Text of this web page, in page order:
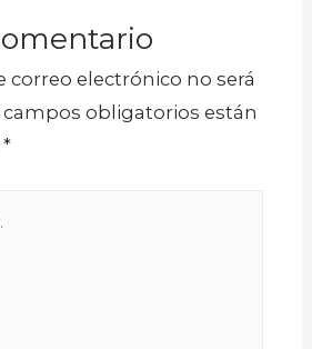
correo electrónico no será
campos obligatorios están
*